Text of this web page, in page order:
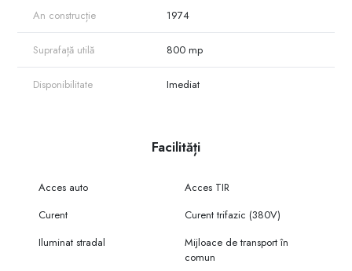
Spațiul este potrivit pentru companii care caută suprafață mare, acces
Pentru informații suplimentare și programarea unei vizionări, vă invit să
ne contactați.
An construcție 1974
Suprafață utilă 800 mp
Disponibilitate Imediat
Facilități
Acces auto
Acces TIR
Curent
Curent trifazic (380V)
Iluminat stradal
Mijloace de transport în
comun